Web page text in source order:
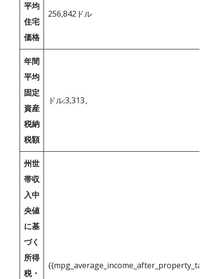
平均
住宅
価格
256,842ドル
年間
平均
固定
資産
税納
税額
ドル;3,313。
州世
帯収
入中
央値
に基
づく
所得
税・